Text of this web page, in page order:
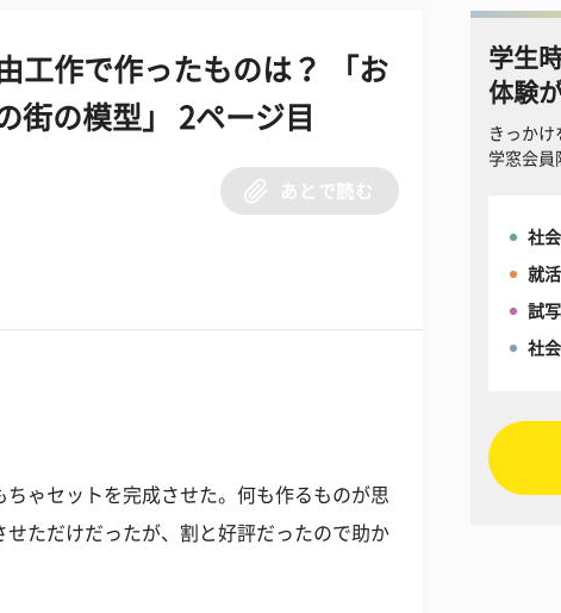
工作で作ったものは？ 「お
街の模型」 2ページ目
あとで読む
ゃセットを完成させた。何も作るものが思
ただけだったが、割と好評だったので助か
学生
体験
きっかけ
学窓会員
社
就
試
社